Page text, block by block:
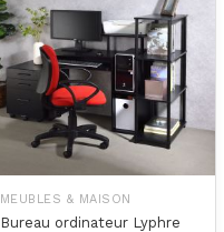
MEUBLES & MAISON
Bureau ordinateur Lyphre